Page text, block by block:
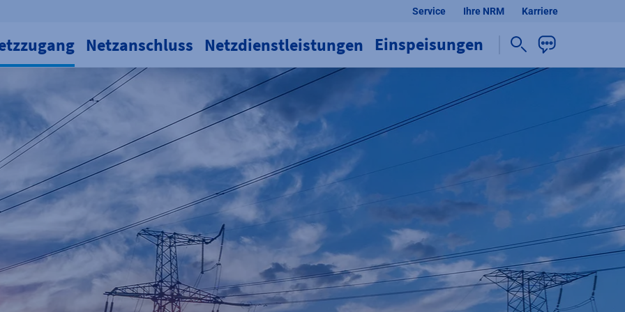
Service Ihre NRM Karriere
Netzanschluss Netzdienstleistungen Einspeisungen